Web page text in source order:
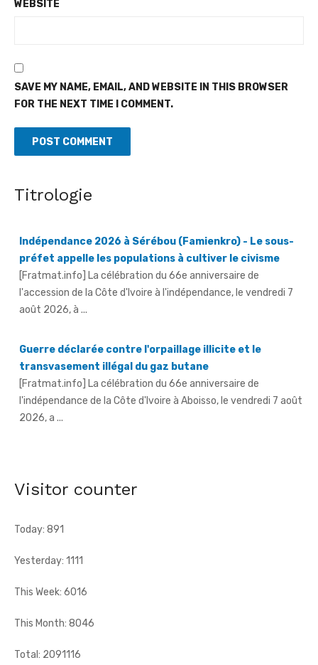
WEBSITE
SAVE MY NAME, EMAIL, AND WEBSITE IN THIS BROWSER
FOR THE NEXT TIME I COMMENT.
Titrologie
Indépendance 2026 à Sérébou (Famienkro) - Le sous-
préfet appelle les populations à cultiver le civisme
[Fratmat.info] La célébration du 66e anniversaire de
l'accession de la Côte d'Ivoire à l'indépendance, le vendredi 7
août 2026, à ...
Guerre déclarée contre l'orpaillage illicite et le
transvasement illégal du gaz butane
[Fratmat.info] La célébration du 66e anniversaire de
l'indépendance de la Côte d'Ivoire à Aboisso, le vendredi 7 août
2026, a ...
de la paix
Gontougo, a célébré, le vendredi 7 août 2026, le 66e
Visitor counter
Today: 891
Yesterday: 1111
This Week: 6016
This Month: 8046
Total: 2091116